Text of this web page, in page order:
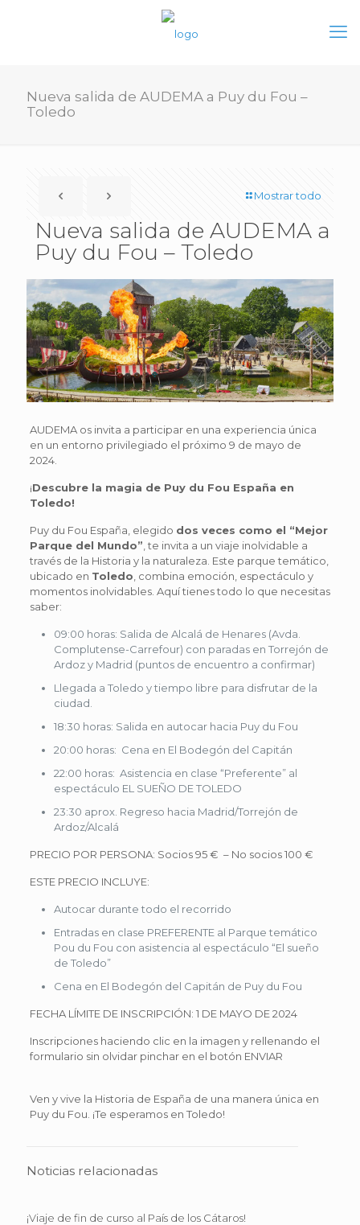
Nueva salida de AUDEMA a Puy du Fou –
Toledo
Mostrar todo
Nueva salida de AUDEMA a
Puy du Fou – Toledo
AUDEMA os invita a participar en una experiencia única
en un entorno privilegiado el próximo 9 de mayo de
2024.
¡Descubre la magia de Puy du Fou España en
Toledo!
Puy du Fou España, elegido dos veces como el “Mejor
Parque del Mundo” , te invita a un viaje inolvidable a
través de la Historia y la naturaleza. Este parque temático,
ubicado en Toledo , combina emoción, espectáculo y
momentos inolvidables. Aquí tienes todo lo que necesitas
saber:
09:00 horas: Salida de Alcalá de Henares (Avda.
Complutense-Carrefour) con paradas en Torrejón de
Ardoz y Madrid (puntos de encuentro a confirmar)
Llegada a Toledo y tiempo libre para disfrutar de la
ciudad.
18:30 horas: Salida en autocar hacia Puy du Fou
20:00 horas: Cena en El Bodegón del Capitán
22:00 horas: Asistencia en clase “Preferente” al
espectáculo EL SUEÑO DE TOLEDO
23:30 aprox. Regreso hacia Madrid/Torrejón de
Ardoz/Alcalá
PRECIO POR PERSONA: Socios 95 € – No socios 100 €
ESTE PRECIO INCLUYE:
Autocar durante todo el recorrido
Entradas en clase PREFERENTE al Parque temático
Pou du Fou con asistencia al espectáculo “El sueño
de Toledo”
Cena en El Bodegón del Capitán de Puy du Fou
FECHA LÍMITE DE INSCRIPCIÓN: 1 DE MAYO DE 2024
Inscripciones haciendo clic en la imagen y rellenando el
formulario sin olvidar pinchar en el botón ENVIAR
Ven y vive la Historia de España de una manera única en
Puy du Fou. ¡Te esperamos en Toledo!
Noticias relacionadas
¡Viaje de fin de curso al País de los Cátaros!